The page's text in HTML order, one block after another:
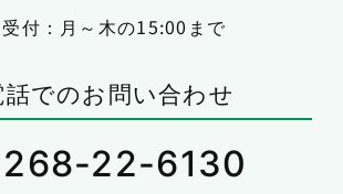
付：月～木の15:00まで
でのお問い合わせ
22-6130